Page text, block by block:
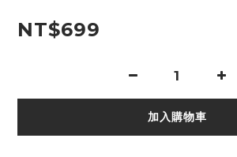
NT$699
加入購物車